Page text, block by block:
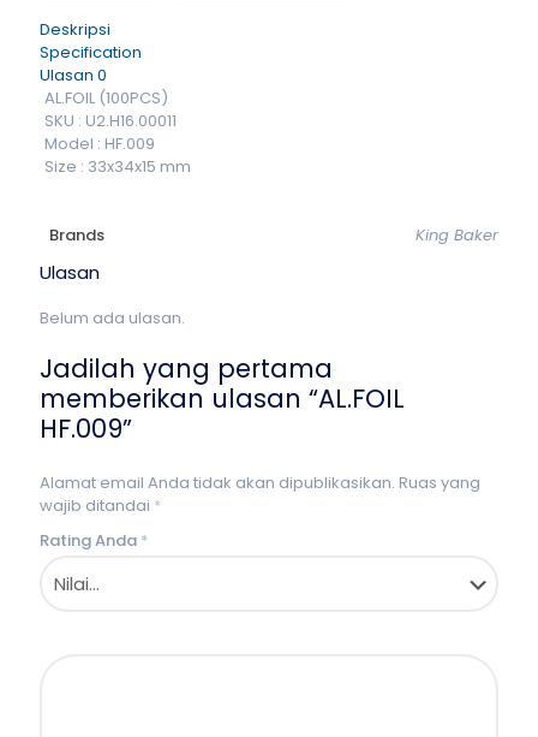
Deskripsi
Specification
Ulasan 0
AL.FOIL (100PCS)
SKU : U2.H16.00011
Model : HF.009
Size : 33x34x15 mm
Brands King Baker
Ulasan
Belum ada ulasan.
Jadilah yang pertama
memberikan ulasan “AL.FOIL
HF.009”
Alamat email Anda tidak akan dipublikasikan. Ruas yang
wajib ditandai *
Rating Anda *